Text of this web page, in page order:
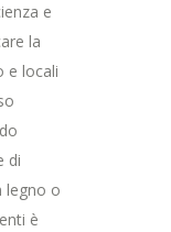
e
la
e locali
di
legno o
è